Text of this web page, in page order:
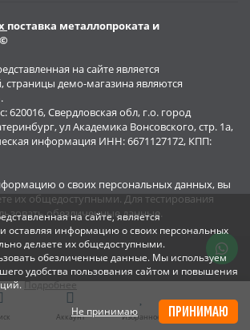
на сайте, является
оставляя информацию о своих персональных
делаете их общедоступными.
обезличенные данные. Мы используем
удобства пользования сайтом и повышения
Подробнее
Не принимаю ПРИНИМАЮ
поставка металлопроката и
на сайте является
страницы демо-магазина являются
620016, Свердловская обл, г.о. город
ул Академика Вонсовского, стр. 1а,
информация ИНН: 6671127172, КПП:
о своих персональных данных, вы
их общедоступными. Для тестирования
обезличенные данные.
Аккаунт Избранное